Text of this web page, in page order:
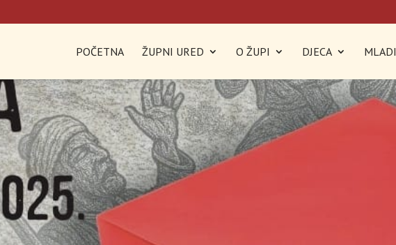
POČETNA ŽUPNI URED O ŽUPI DJECA MLADI